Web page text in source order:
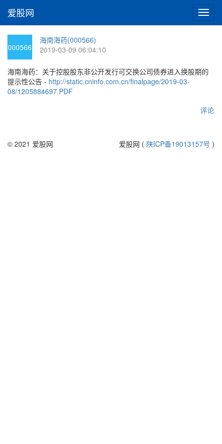
切
换
爱股网
000566
海南海药(000566)
2019-03-09 06:04:10
海南海药：关于控股股东非公开发行可交换公司债券进入换股期的
提示性公告 - http://static.cninfo.com.cn/finalpage/2019-03-
08/1205884697.PDF
评论
© 2021 爱股网 爱股网 ( 陕ICP备19013157号 )